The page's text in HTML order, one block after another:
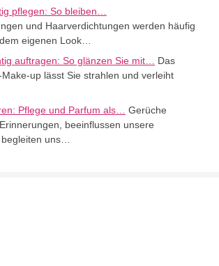
pflegen: So bleiben…
und Haarverdichtungen werden häufig
eigenen Look…
auftragen: So glänzen Sie mit… Das
up lässt Sie strahlen und verleiht
Pflege und Parfum als… Gerüche
beeinflussen unsere
begleiten uns…